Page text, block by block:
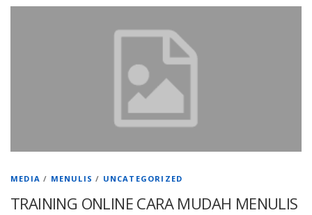
MEDIA / MENULIS / UNCATEGORIZED
TRAINING ONLINE CARA MUDAH MENULIS